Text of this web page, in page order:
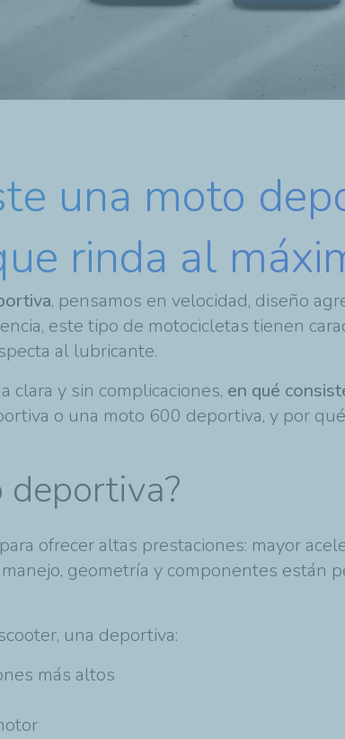
una moto
rinda al
, pensamos en velocidad, diseño
este tipo de motocicletas tienen
al lubricante.
clara y sin complicaciones, en qué
o una moto 600 deportiva, y por
deportiva?
ofrecer altas prestaciones: mayor
geometría y componentes están
una deportiva:
más altos